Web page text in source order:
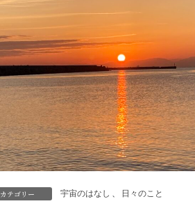
カテゴリー 宇宙のはなし 日々のこと